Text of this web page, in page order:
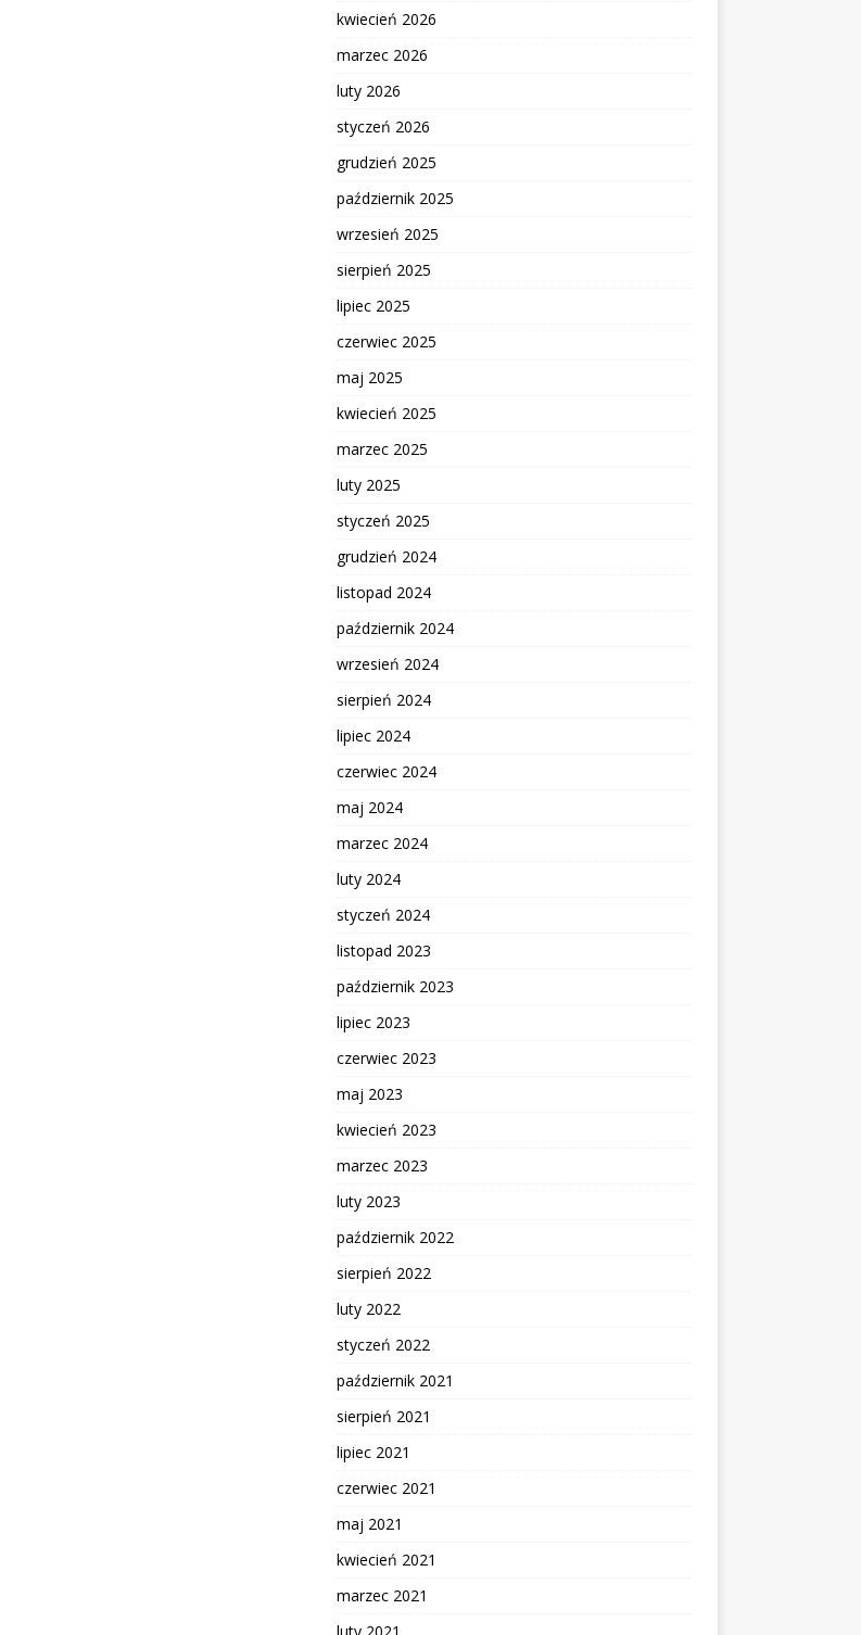
kwiecień 2026
marzec 2026
luty 2026
styczeń 2026
grudzień 2025
październik 2025
wrzesień 2025
sierpień 2025
lipiec 2025
czerwiec 2025
maj 2025
kwiecień 2025
marzec 2025
luty 2025
styczeń 2025
grudzień 2024
listopad 2024
październik 2024
wrzesień 2024
sierpień 2024
lipiec 2024
czerwiec 2024
maj 2024
marzec 2024
luty 2024
styczeń 2024
listopad 2023
październik 2023
lipiec 2023
czerwiec 2023
maj 2023
kwiecień 2023
marzec 2023
luty 2023
październik 2022
sierpień 2022
luty 2022
styczeń 2022
październik 2021
sierpień 2021
lipiec 2021
czerwiec 2021
maj 2021
kwiecień 2021
marzec 2021